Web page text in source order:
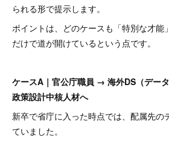
られる形で提示します。
ポイントは、どのケースも「特別な才能
だけで道が開けているという点です。
ケースA｜官公庁職員 → 海外DS（デー
政策設計中核人材へ
新卒で省庁に入った時点では、配属先の
ていました。